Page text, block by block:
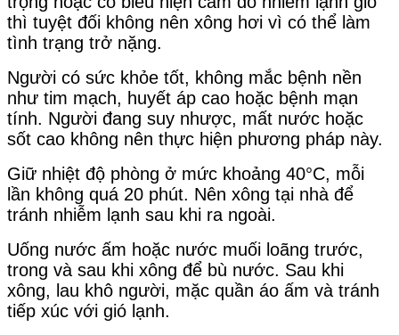
thì tuyệt đối không nên xông hơi vì có thể làm
tình trạng trở nặng.
Người có sức khỏe tốt, không mắc bệnh nền
như tim mạch, huyết áp cao hoặc bệnh mạn
tính. Người đang suy nhược, mất nước hoặc
sốt cao không nên thực hiện phương pháp này.
Giữ nhiệt độ phòng ở mức khoảng 40°C, mỗi
lần không quá 20 phút. Nên xông tại nhà để
tránh nhiễm lạnh sau khi ra ngoài.
Uống nước ấm hoặc nước muối loãng trước,
trong và sau khi xông để bù nước. Sau khi
xông, lau khô người, mặc quần áo ấm và tránh
tiếp xúc với gió lạnh.